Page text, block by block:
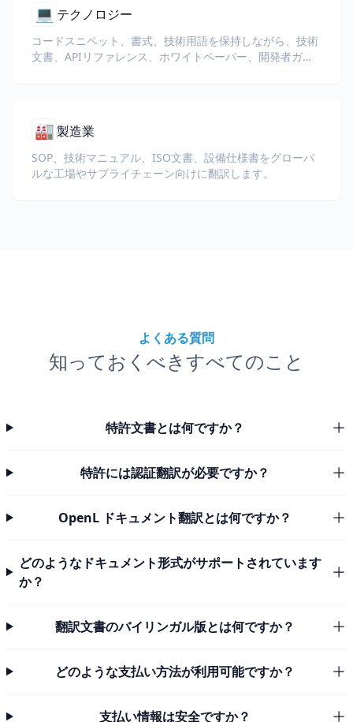
💻 テクノロジー
コードスニペット、書式、技術用語を保持しながら、技術
文書、APIリファレンス、ホワイトペーパー、開発者ガイ
🏭製造業
SOP、技術マニュアル、ISO文書、設備仕様書をグローバ
ルな工場やサプライチェーン向けに翻訳します。
よくある質問
知っておくべきすべてのこと
特許文書とは何ですか？
特許には認証翻訳が必要ですか？
OpenL ドキュメント翻訳とは何ですか？
どのようなドキュメント形式がサポートされています
か？
翻訳文書のバイリンガル版とは何ですか？
どのような支払い方法が利用可能ですか？
支払い情報は安全ですか？